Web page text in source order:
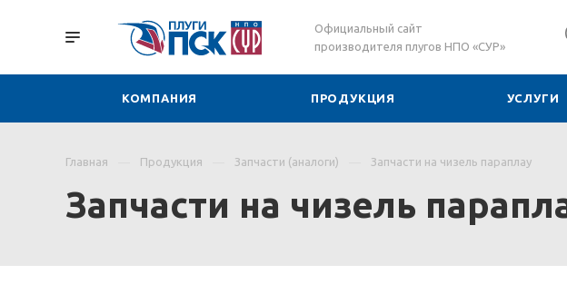
Официальный сайт
производителя плугов НПО «СУР»
КОМПАНИЯ ПРОДУКЦИЯ УСЛУГИ
Главная Продукция Запчасти (аналоги) Запчасти на чизель параплау
Запчасти на чизель